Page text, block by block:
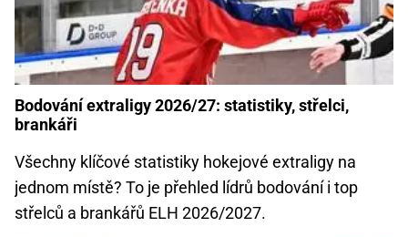
Bodování extraligy 2026/27: statistiky, střelci,
brankáři
Všechny klíčové statistiky hokejové extraligy na
jednom místě? To je přehled lídrů bodování i top
střelců a brankářů ELH 2026/2027.